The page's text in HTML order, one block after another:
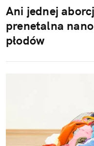
Ani jednej
prenetalna
płodów